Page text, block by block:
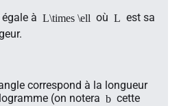
à L\times \ell où L est sa
correspond à la longueur
(on notera b cette